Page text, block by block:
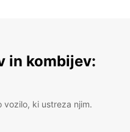
in kombijev:
vozilo, ki ustreza njim.